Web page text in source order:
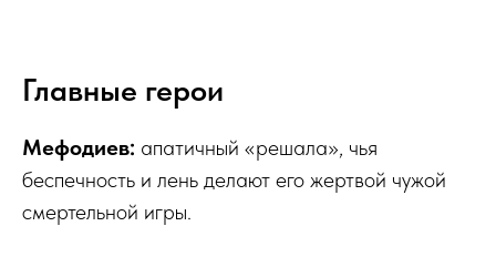
Главные герои
Мефодиев: апатичный «решала», чья
беспечность и лень делают его жертвой чужой
смертельной игры.